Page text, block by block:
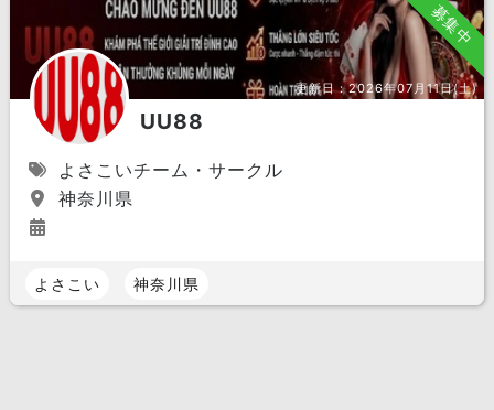
募集中
更新日：2026年07月11日(土)
UU88
よさこいチーム・サークル
神奈川県
よさこい 神奈川県